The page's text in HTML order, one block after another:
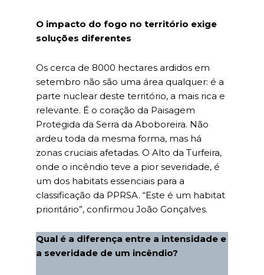
O impacto do fogo no território exige
soluções diferentes
Os cerca de 8000 hectares ardidos em
setembro não são uma área qualquer: é a
parte nuclear deste território, a mais rica e
relevante. É o coração da Paisagem
Protegida da Serra da Aboboreira. Não
ardeu toda da mesma forma, mas há
zonas cruciais afetadas. O Alto da Turfeira,
onde o incêndio teve a pior severidade, é
um dos habitats essenciais para a
classificação da PPRSA. “Este é um habitat
prioritário”, confirmou João Gonçalves.
Qual é a diferença entre a intensidade e
a severidade de um incêndio?